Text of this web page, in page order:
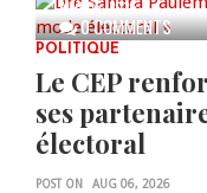
0 COMMENTS
AUG 06, 2026
POLITIQUE
Le CEP
ses
électoral
POST ON AUG 06, 2026